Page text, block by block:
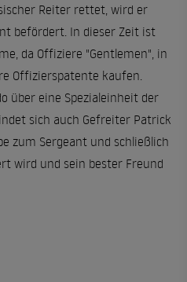
Reiter rettet, wird er
befördert. In dieser Zeit ist
da Offiziere "Gentlemen", in
Offizierspatente kaufen.
über eine Spezialeinheit der
sich auch Gefreiter Patrick
zum Sergeant und schließlich
wird und sein bester Freund